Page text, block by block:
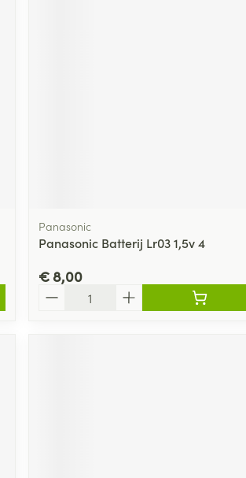
Panasonic
Panasonic Batterij Lr03 1,5v 4
€ 8,00